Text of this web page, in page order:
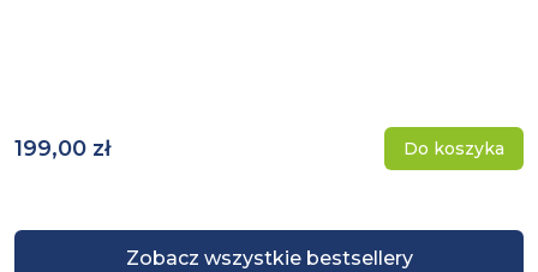
Zobacz wszystkie bestsellery
199,00 zł Do koszyka